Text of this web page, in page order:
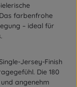
farbenfrohe
– ideal für
Jersey-Finish
Die 180
angenehm